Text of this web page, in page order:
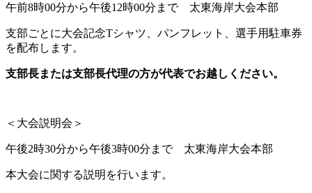
午前8時00分から午後12時00分まで 太東海岸大会本部
支部ごとに大会記念Tシャツ、パンフレット、選手用駐車券
を配布します。
支部長または支部長代理の方が代表でお越しください。
＜大会説明会＞
午後2時30分から午後3時00分まで 太東海岸大会本部
本大会に関する説明を行います。